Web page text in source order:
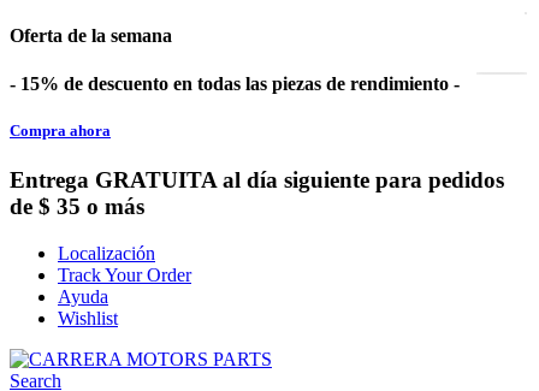
Oferta de la semana
- 15% de descuento en todas las piezas de rendimiento -
Compra ahora
Entrega GRATUITA al día siguiente para pedidos
de $ 35 o más
Localización
Track Your Order
Ayuda
Wishlist
Search